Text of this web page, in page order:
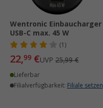
Wentronic Einbaucharger
USB-C max. 45 W
(1)
22,99 €UVP 25,99 €
Lieferbar
Filialverfügbarkeit: Filiale setzen